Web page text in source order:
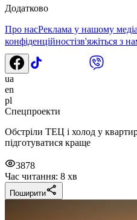
Додатково
Про насРеклама у нашому медіа
конфіденційностізв'яжіться з
ua
en
pl
Спецпроекти
Обстріли ТЕЦ і холод у
підготуватися краще
3878
Час читання: 8 хв
Поширити